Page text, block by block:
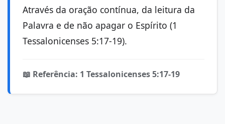
Através da oração contínua, da leitura da
Palavra e de não apagar o Espírito (1
Tessalonicenses 5:17-19).
📖 Referência: 1 Tessalonicenses 5:17-19